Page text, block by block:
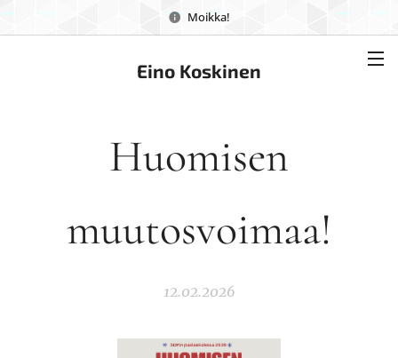
Moikka!
Eino Koskinen
Huomisen
muutosvoimaa!
12.02.2026